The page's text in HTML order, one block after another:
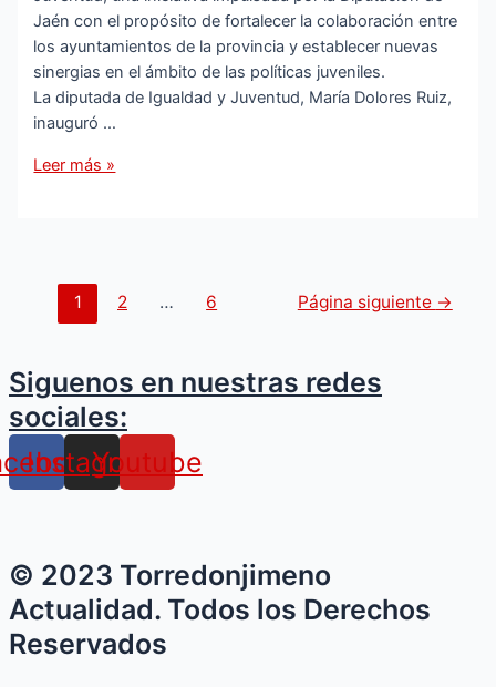
Jaén con el propósito de fortalecer la colaboración entre
los ayuntamientos de la provincia y establecer nuevas
sinergias en el ámbito de las políticas juveniles.
La diputada de Igualdad y Juventud, María Dolores Ruiz,
inauguró …
Torredonjimeno
Provincial
Concejales
de
Juventud
Leer más »
Paginación
1 2 … 6 Página siguiente →
Siguenos en nuestras redes
sociales:
Instagram
Youtube
© 2023 Torredonjimeno
Actualidad. Todos los Derechos
Reservados